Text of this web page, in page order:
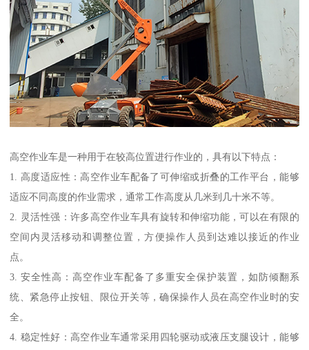
高空作业车是一种用于在较高位置进行作业的，具有以下特点：
1. 高度适应性：高空作业车配备了可伸缩或折叠的工作平台，能够
适应不同高度的作业需求，通常工作高度从几米到几十米不等。
2. 灵活性强：许多高空作业车具有旋转和伸缩功能，可以在有限的
空间内灵活移动和调整位置，方便操作人员到达难以接近的作业
点。
3. 安全性高：高空作业车配备了多重安全保护装置，如防倾翻系
统、紧急停止按钮、限位开关等，确保操作人员在高空作业时的安
全。
4. 稳定性好：高空作业车通常采用四轮驱动或液压支腿设计，能够